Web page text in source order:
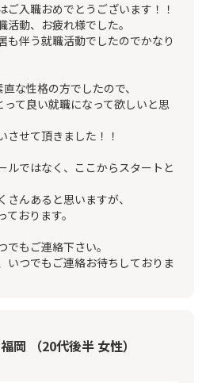
ご入職おめでとうございます！！
動、お疲れ様でした。
も伴う就職活動でしたのでかなり
な性格の方でしたので、
て良い就職になって欲しいと思
させて頂きました！！
ルではなく、ここからスタートと
んあると思いますが、
おります。
もご連絡下さい。
いつでもご連絡お待ちしておりま
岡 （20代後半 女性）